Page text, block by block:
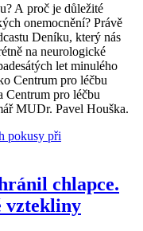
A proč je důležité
onemocnění? Právě
Deníku, který nás
na neurologické
let minulého
Centrum pro léčbu
Centrum pro léčbu
MUDr. Pavel Houška.
chlapce.
vztekliny